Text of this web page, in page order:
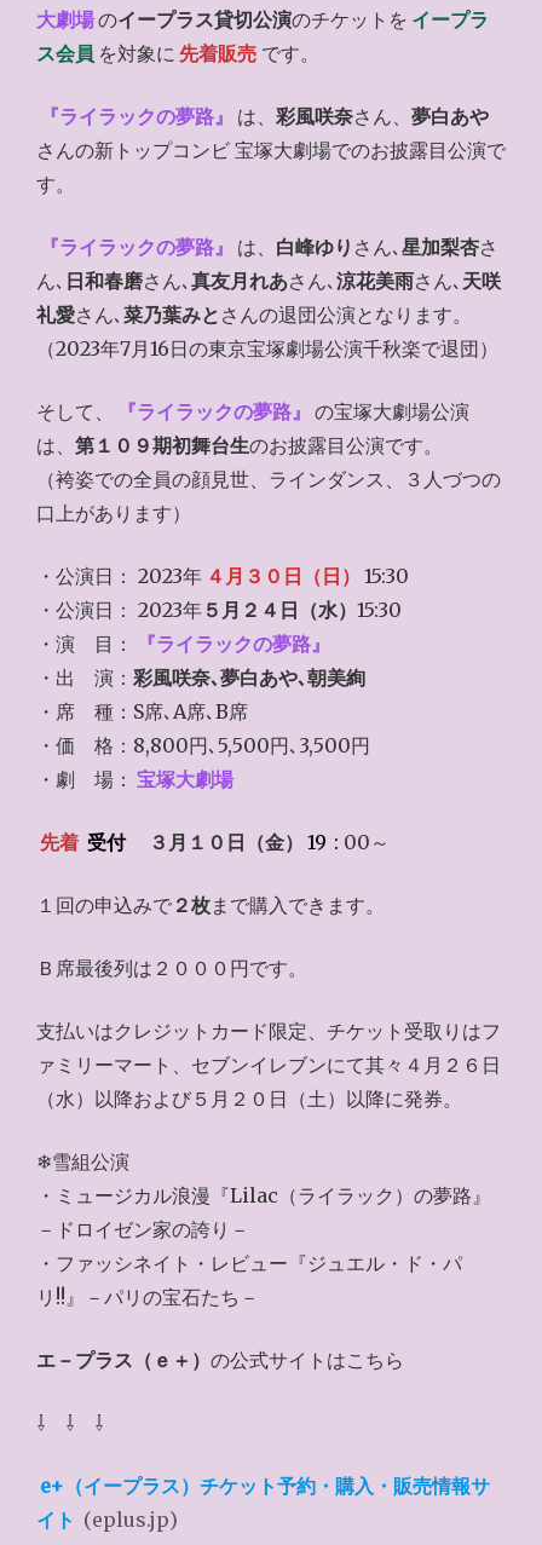
大劇場のイープラス貸切公演のチケットを イープラ
ス会員 を対象に 先着販売 です。
『ライラックの夢路』 は、彩風咲奈さん、夢白あや
さんの新トップコンビ 宝塚大劇場でのお披露目公演で
す。
『ライラックの夢路』 は、 白峰ゆり さん､星加梨杏さ
ん､ 日和春磨さん､ 真友月れあさん､ 涼花美雨さん､ 天咲
礼愛さん､ 菜乃葉みと さんの退団公演となります。
（2023年7月16日の東京宝塚劇場公演千秋楽で退団）
そして、 『ライラックの夢路』
の宝塚大劇場公演
は、 第１０９期初舞台生のお披露目公演です。
（袴姿での全員の顔見世、ラインダンス、３人づつの
口上があります）
・公演日： 2023年 ４月３０日（日）
15:30
・公演日： 2023年 ５月２４日（水） 15:30
・演 目：
『ライラックの夢路』
・出 演： 彩風咲奈､夢白あや､朝美絢
・席 種：S席､A席､B席
・価 格：8,800円､5,500円､3,500円
・劇 場： 宝塚大劇場
先着 受付 ３月１０日（金） 19 : 00～
１回の申込みで ２枚まで購入できます。
Ｂ席最後列は２０００円です。
支払いはクレジットカード限定、チケット受取りはフ
ァミリーマート、セブンイレブンにて其々４月２６日
（水）以降および５月２０日（土）以降に発券。
❄雪組公演
・ミュージカル浪漫『Lilac（ライラック）の夢路』
－ドロイゼン家の誇り－
・ファッシネイト・レビュー『ジュエル・ド・パ
リ!!』－パリの宝石たち－
エ－プラス（ｅ＋） の公式サイトはこちら
⇩ ⇩ ⇩
e+（イープラス）チケット予約・購入・販売情報サ
イト (eplus.jp)